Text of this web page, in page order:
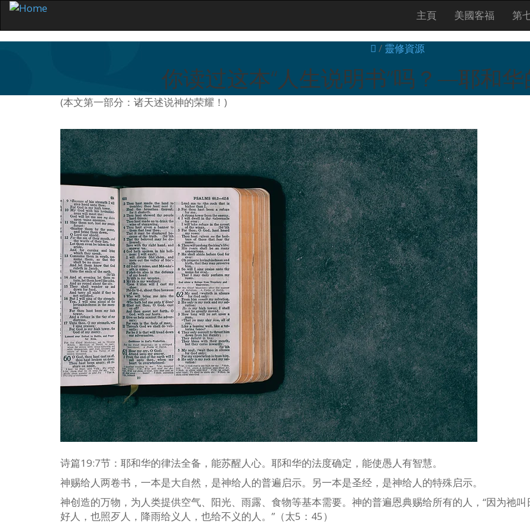
主頁 美國客福 第
/ 靈修資源
你读过这本“人生说明书”吗？—耶和
(本文第一部分：诸天述说神的荣耀！)
诗篇19:7节：耶和华的律法全备，能苏醒人心。耶和华的法度确定，能使愚人有智慧。
神赐给人两卷书，一本是大自然，是神给人的普遍启示。另一本是圣经，是神给人的特殊启示。
神创造的万物，为人类提供空气、阳光、雨露、食物等基本需要。神的普遍恩典赐给所有的人，“因为祂叫
好人，也照歹人，降雨给义人，也给不义的人。”（太5：45）